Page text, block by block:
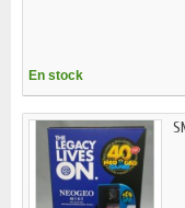
En stock